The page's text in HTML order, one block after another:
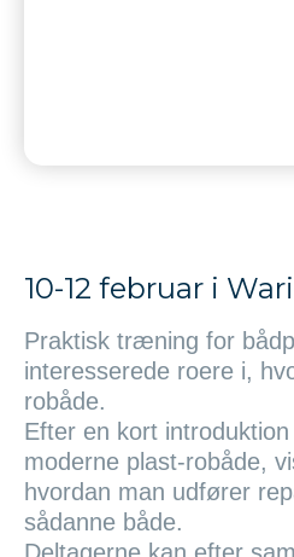
10-12 februar i
Praktisk træning for
interesserede roere i,
robåde.
Efter en kort
moderne plast-robåde,
hvordan man udfører
sådanne både.